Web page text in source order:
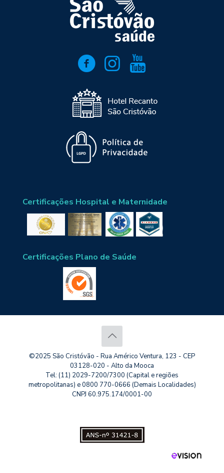
Certificações Hospital e Maternidade
Certificações Plano de Saúde
©2025 São Cristóvão - Rua Américo Ventura, 123 - CEP
03128-020 - Alto da Mooca
Tel: (11) 2029-7200/7300 (Capital e regiões
metropolitanas) e 0800 770-0666 (Demais Localidades)
CNPJ 60.975.174/0001-00